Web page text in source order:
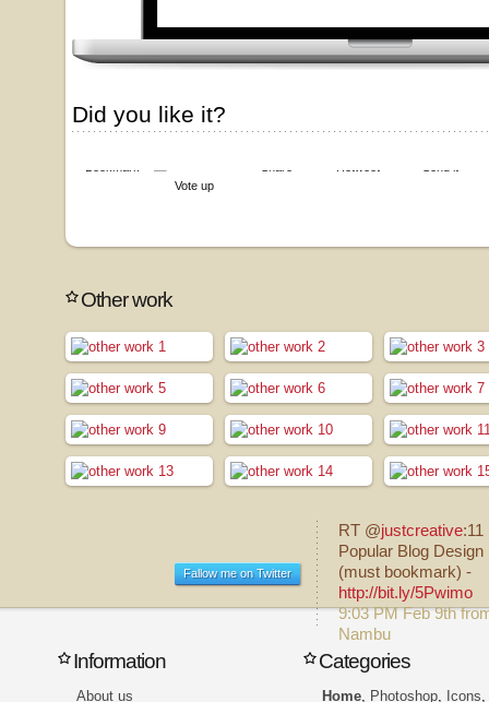
Did you like it?
Vote up
Other work
Fallow me on Twitter
RT @justcreative:11
Popular Blog Design
(must bookmark) -
http://bit.ly/5Pwimo
9:03 PM Feb 9th
Nambu
Information
About us
Categories
Home Photoshop Icons